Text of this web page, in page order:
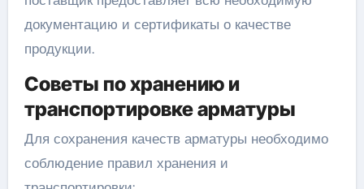
документацию и сертификаты о качестве
продукции.
Советы по хранению и
транспортировке арматуры
Для сохранения качеств арматуры необходимо
соблюдение правил хранения и